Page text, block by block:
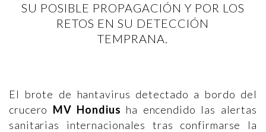
SU POSIBLE PROPAGACIÓN Y POR LOS
RETOS EN SU DETECCIÓN
TEMPRANA.
El brote de hantavirus detectado a bordo del
crucero MV Hondius ha encendido las alertas
sanitarias internacionales tras confirmarse la